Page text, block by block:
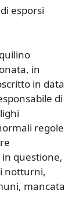
esporsi
in
in data
di
regole
questione,
notturni,
mancata